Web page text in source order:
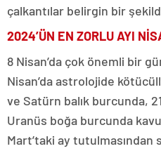
çalkantılar belirgin bir
2024’ÜN EN ZORLU AYI
8 Nisan’da çok önemli bir
Nisan’da astrolojide
ve Satürn balık burcunda,
Uranüs boğa burcunda
Mart’taki ay